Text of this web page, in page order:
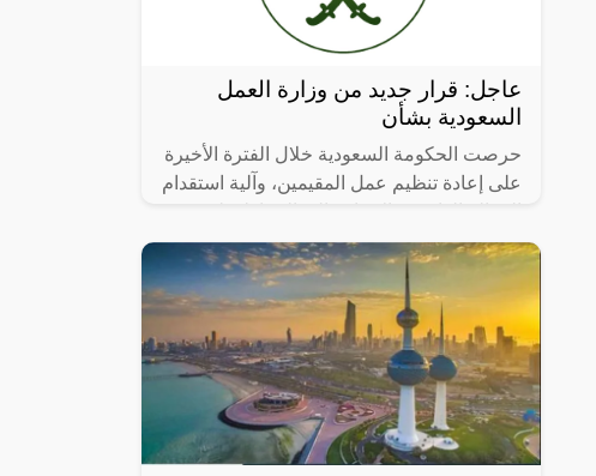
عاجل: قرار جديد من وزارة العمل
السعودية بشأن
حرصت الحكومة السعودية خلال الفترة الأخيرة
على إعادة تنظيم عمل المقيمين، وآلية استقدام
حقوق المقيم وتوفير بيئة عمل